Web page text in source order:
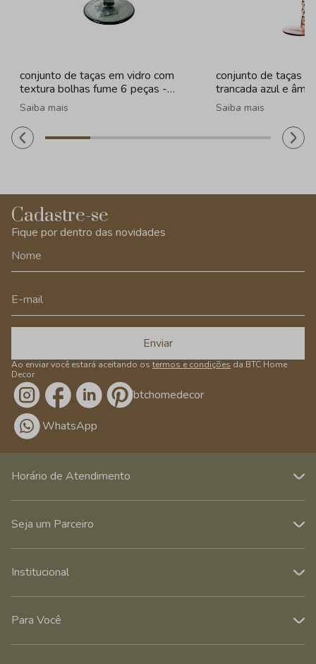
conjunto de taças em vidro com
textura bolhas fume 6 peças -
260ml
Saiba mais
conjunto de taças
trancada azul e
320ml
Saiba mais
Cadastre-se
Fique por dentro das novidades
Enviar
Ao enviar você estará aceitando os termos e condições da BTC Home
Decor
/btchomedecor
WhatsApp
Horário de Atendimento
Seja um Parceiro
Institucional
Para Você